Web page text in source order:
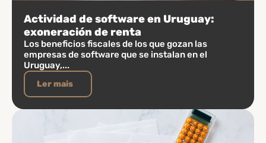
Actividad de software en Uruguay:
exoneración de renta
Los beneficios fiscales de los que gozan las
empresas de software que se instalan en el
Uruguay,...
Ler mais